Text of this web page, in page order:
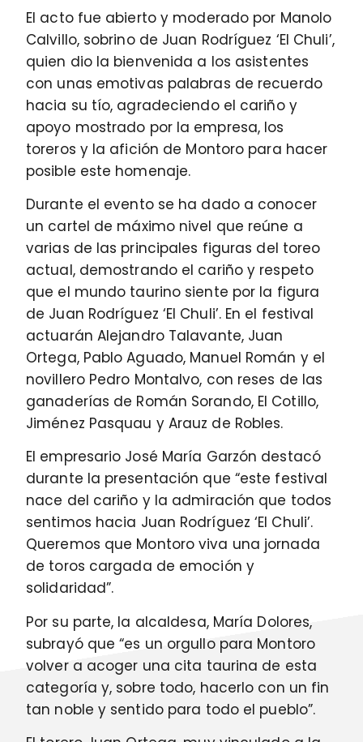
El acto fue abierto y moderado por Manolo
Calvillo, sobrino de Juan Rodríguez ‘El Chuli’,
quien dio la bienvenida a los asistentes
con unas emotivas palabras de recuerdo
hacia su tío, agradeciendo el cariño y
apoyo mostrado por la empresa, los
toreros y la afición de Montoro para hacer
posible este homenaje.
Durante el evento se ha dado a conocer
un cartel de máximo nivel que reúne a
varias de las principales figuras del toreo
actual, demostrando el cariño y respeto
que el mundo taurino siente por la figura
de Juan Rodríguez ‘El Chuli’. En el festival
actuarán Alejandro Talavante, Juan
Ortega, Pablo Aguado, Manuel Román y el
novillero Pedro Montalvo, con reses de las
ganaderías de Román Sorando, El Cotillo,
Jiménez Pasquau y Arauz de Robles.
El empresario José María Garzón destacó
durante la presentación que “este festival
nace del cariño y la admiración que todos
sentimos hacia Juan Rodríguez ‘El Chuli’.
Queremos que Montoro viva una jornada
de toros cargada de emoción y
solidaridad”.
Por su parte, la alcaldesa, María Dolores,
subrayó que “es un orgullo para Montoro
volver a acoger una cita taurina de esta
categoría y, sobre todo, hacerlo con un fin
tan noble y sentido para todo el pueblo”.